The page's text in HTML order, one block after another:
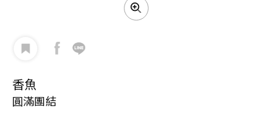
香魚
圓滿團結